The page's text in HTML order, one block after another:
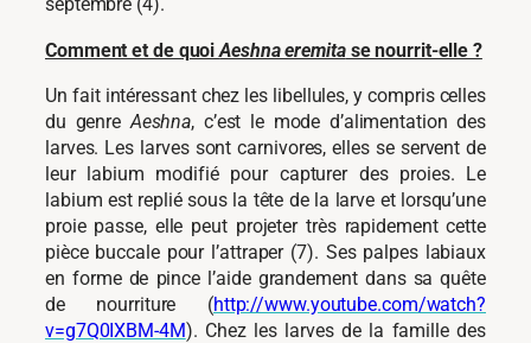
Comment et de quoiAeshna eremitase nourrit-elle ?
Un fait intéressant chez les libellules, y compris celles
du genre Aeshna, c’est le mode d’alimentation des
larves. Les larves sont carnivores, elles se servent de
leur labium modifié pour capturer des proies. Le
labium est replié sous la tête de la larve et lorsqu’une
proie passe, elle peut projeter très rapidement cette
pièce buccale pour l’attraper (7). Ses palpes labiaux
en forme de pince l’aide grandement dans sa quête
de nourriture (http://www.youtube.com/watch?
v=g7Q0IXBM-4M). Chez les larves de la famille des